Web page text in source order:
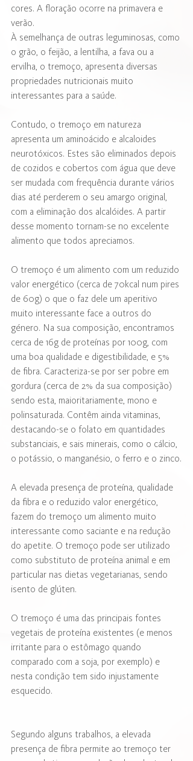
cores. A floração ocorre na primavera e
verão.
À semelhança de outras leguminosas, como
o grão, o feijão, a lentilha, a fava ou a
ervilha, o tremoço, apresenta diversas
propriedades nutricionais muito
interessantes para a saúde.
Contudo, o tremoço em natureza
apresenta um aminoácido e alcaloides
neurotóxicos. Estes são eliminados depois
de cozidos e cobertos com água que deve
ser mudada com frequência durante vários
dias até perderem o seu amargo original,
com a eliminação dos alcalóides. A partir
desse momento tornam-se no excelente
alimento que todos apreciamos.
O tremoço é um alimento com um reduzido
valor energético (cerca de 70kcal num pires
de 60g) o que o faz dele um aperitivo
muito interessante face a outros do
género. Na sua composição, encontramos
cerca de 16g de proteínas por 100g, com
uma boa qualidade e digestibilidade, e 5%
de fibra. Caracteriza-se por ser pobre em
gordura (cerca de 2% da sua composição)
sendo esta, maioritariamente, mono e
polinsaturada. Contêm ainda vitaminas,
destacando-se o folato em quantidades
substanciais, e sais minerais, como o cálcio,
o potássio, o manganésio, o ferro e o zinco.
A elevada presença de proteína, qualidade
da fibra e o reduzido valor energético,
fazem do tremoço um alimento muito
interessante como saciante e na redução
do apetite. O tremoço pode ser utilizado
como substituto de proteína animal e em
particular nas dietas vegetarianas, sendo
isento de glúten.
O tremoço é uma das principais fontes
vegetais de proteína existentes (e menos
irritante para o estômago quando
comparado com a soja, por exemplo) e
nesta condição tem sido injustamente
esquecido.
Segundo alguns trabalhos, a elevada
presença de fibra permite ao tremoço ter